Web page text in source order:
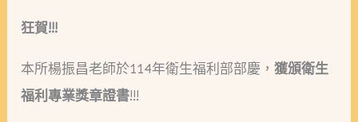
狂賀!!!
本所楊振昌老師於114年衛生福利部部慶，獲頒衛生
福利專業獎章證書!!!
生
福
利